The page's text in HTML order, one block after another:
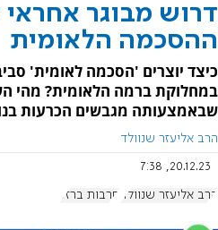
דרוש מבוגר אחראי
ההסכמה הלאומית
כיצד יוצרים 'הסכמה לאומית'
במחלוקת ברמה הלאומית? מהי
שבאמצעותה מגבשים הכרעות
הרב אליעזר שנוולד
20.12.23, 7:38
הרב אליעזר שנוולד חרבות ברזל